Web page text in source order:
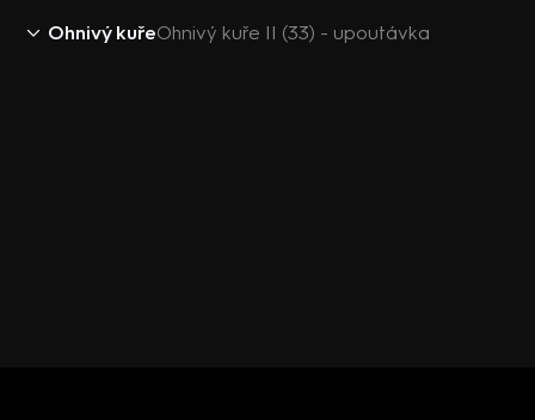
Ohnivý kuřeOhnivý kuře II (33) - upoutávka